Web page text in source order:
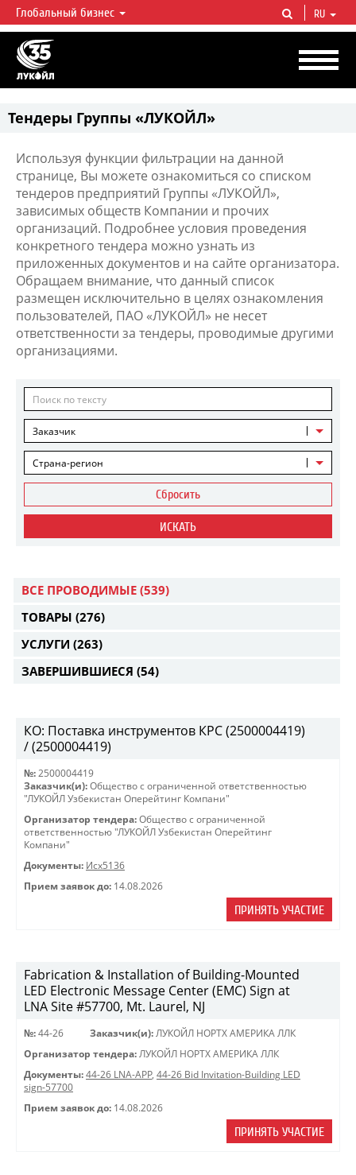
ЛУКОЙЛ СЕГОДНЯ
ЛУКОЙЛ — одна из крупнейших вертикально интегрированных
нефтегазовых компаний в мире, на долю которой приходится более 2%
мировой добычи нефти и около 1% доказанных запасов углеводородов.
Глобальный бизнес RU
Тендеры Группы «ЛУКОЙЛ»
Используя функции фильтрации на данной
странице, Вы можете ознакомиться со списком
тендеров предприятий Группы «ЛУКОЙЛ»,
зависимых обществ Компании и прочих
организаций. Подробнее условия проведения
конкретного тендера можно узнать из
приложенных документов и на сайте организатора.
Обращаем внимание, что данный список
размещен исключительно в целях ознакомления
пользователей, ПАО «ЛУКОЙЛ» не несет
ответственности за тендеры, проводимые другими
организациями.
Заказчик
Страна-регион
Сбросить
ИСКАТЬ
ВСЕ ПРОВОДИМЫЕ (539)
ТОВАРЫ (276)
УСЛУГИ (263)
ЗАВЕРШИВШИЕСЯ (54)
КО: Поставка инструментов КРС (2500004419)
/ (2500004419)
№: 2500004419
Заказчик(и): Общество с ограниченной ответственностью
"ЛУКОЙЛ Узбекистан Оперейтинг Компани"
Организатор тендера: Общество с ограниченной
ответственностью "ЛУКОЙЛ Узбекистан Оперейтинг
Компани"
Документы: Исх5136
Прием заявок до: 14.08.2026
ПРИНЯТЬ УЧАСТИЕ
Fabrication & Installation of Building-Mounted
LED Electronic Message Center (EMC) Sign at
LNA Site #57700, Mt. Laurel, NJ
№: 44-26 Заказчик(и): ЛУКОЙЛ НОРТХ АМЕРИКА ЛЛК
Организатор тендера: ЛУКОЙЛ НОРТХ АМЕРИКА ЛЛК
Документы: 44-26 LNA-APP, 44-26 Bid Invitation-Building LED
sign-57700
Прием заявок до: 14.08.2026
ПРИНЯТЬ УЧАСТИЕ